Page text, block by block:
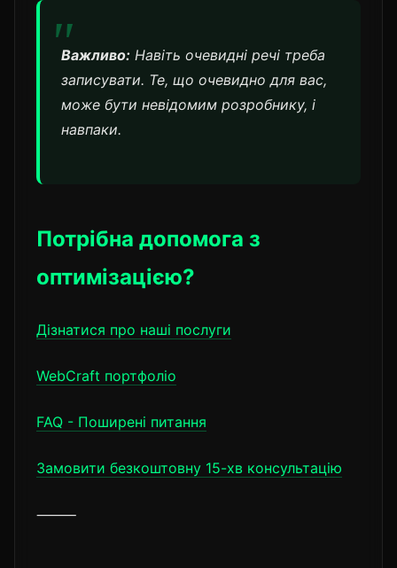
Важливо: Навіть очевидні речі треба
записувати. Те, що очевидно для вас,
може бути невідомим розробнику, і
навпаки.
Потрібна допомога з
оптимізацією?
Дізнатися про наші послуги
WebCraft портфоліо
FAQ - Поширені питання
Замовити безкоштовну 15-хв консультацію
⸻